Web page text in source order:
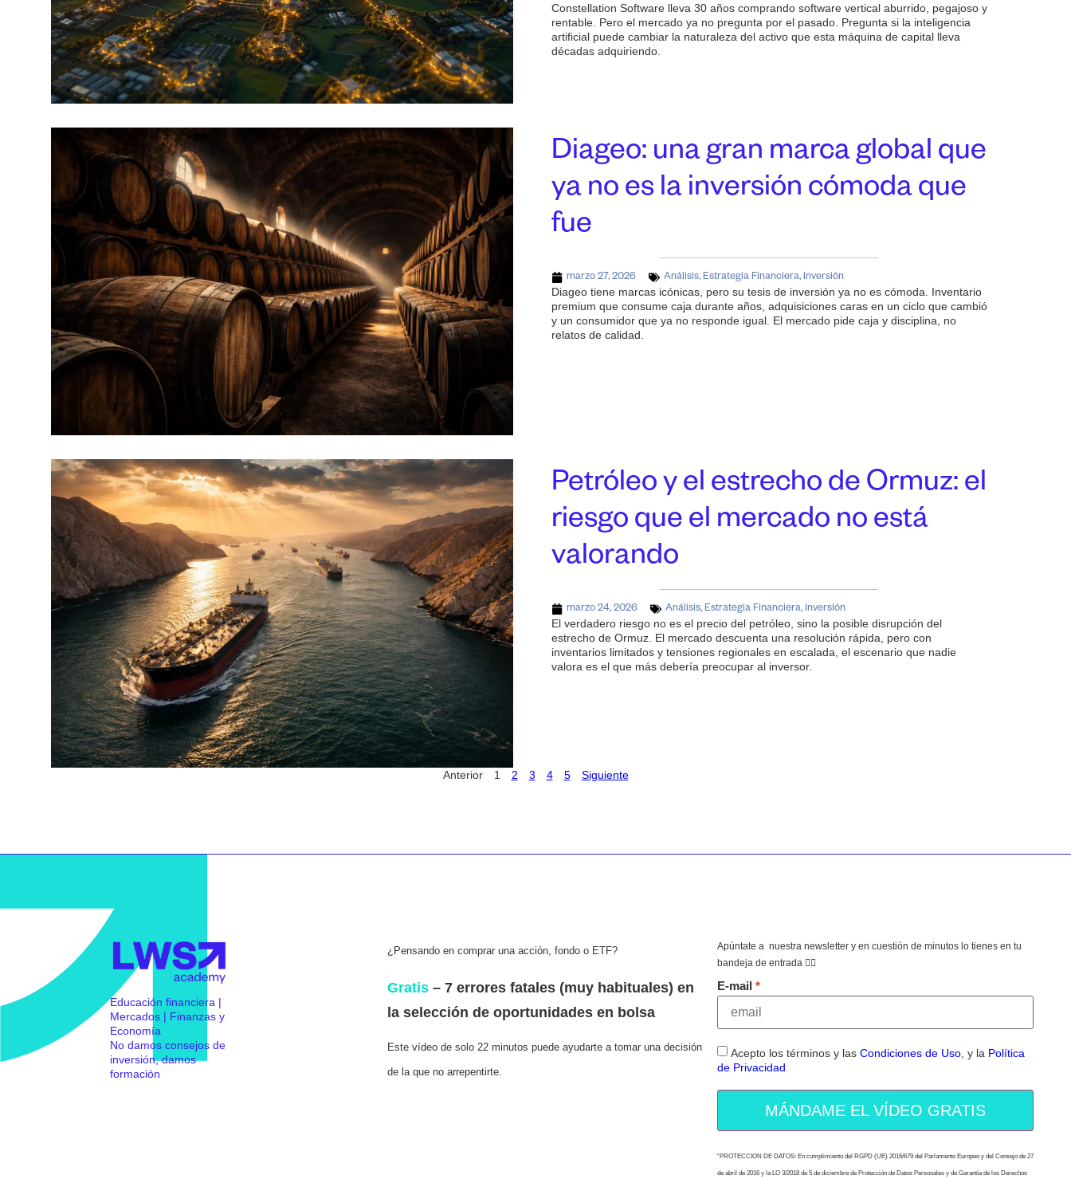
Constellation Software lleva 30 años comprando software vertical aburrido, pegajoso y
rentable. Pero el mercado ya no pregunta por el pasado. Pregunta si la inteligencia
artificial puede cambiar la naturaleza del activo que esta máquina de capital lleva
décadas adquiriendo.
Diageo: una gran marca global que
ya no es la inversión cómoda que
fue
marzo 27, 2026 Análisis, Estrategia Financiera, Inversión
Diageo tiene marcas icónicas, pero su tesis de inversión ya no es cómoda. Inventario
premium que consume caja durante años, adquisiciones caras en un ciclo que cambió
y un consumidor que ya no responde igual. El mercado pide caja y disciplina, no
relatos de calidad.
Petróleo y el estrecho de Ormuz: el
riesgo que el mercado no está
valorando
marzo 24, 2026 Análisis, Estrategia Financiera, Inversión
El verdadero riesgo no es el precio del petróleo, sino la posible disrupción del
estrecho de Ormuz. El mercado descuenta una resolución rápida, pero con
inventarios limitados y tensiones regionales en escalada, el escenario que nadie
valora es el que más debería preocupar al inversor.
Anterior 1 2 3 4 5 Siguiente
Educación financiera |
Mercados | Finanzas y
Economía
No damos consejos de
inversión, damos
formación
¿Pensando en comprar una acción, fondo o ETF?
Gratis– 7 errores fatales (muy habituales) en
la selección de oportunidades en bolsa
Este vídeo de solo 22 minutos puede ayudarte a tomar una decisión
de la que no arrepentirte.
Apúntate a nuestra newsletter y en cuestión de minutos lo tienes en tu
bandeja de entrada 👇🏻
E-mail
Acepto los términos y las Condiciones de Uso, y la Política
de Privacidad
MÁNDAME EL VÍDEO GRATIS
“PROTECCION DE DATOS: En cumplimiento del RGPD (UE) 2016/679 del Parlamento Europeo y del Consejo de 27
de abril de 2016 y la LO 3/2018 de 5 de diciembre de Protección de Datos Personales y de Garantía de los Derechos